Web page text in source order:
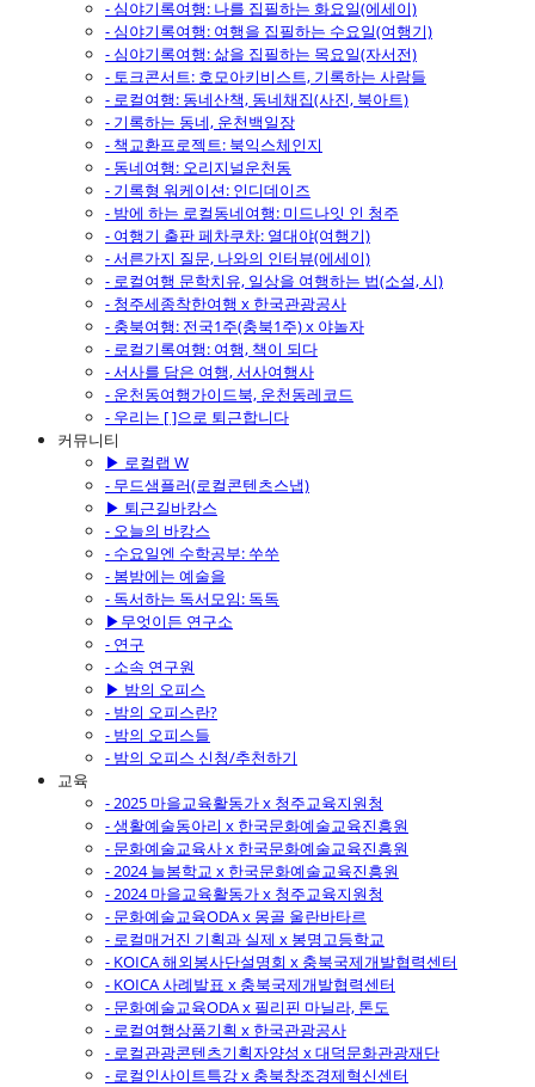
- 심야기록여행: 나를 집필하는 화요일(에세이)
- 심야기록여행: 여행을 집필하는 수요일(여행기)
- 심야기록여행: 삶을 집필하는 목요일(자서전)
- 토크콘서트: 호모아키비스트, 기록하는 사람들
- 로컬여행: 동네산책, 동네채집(사진, 북아트)
- 기록하는 동네, 운천백일장
- 책교환프로젝트: 북익스체인지
- 동네여행: 오리지널운천동
- 기록형 워케이션: 인디데이즈
- 밤에 하는 로컬동네여행: 미드나잇 인 청주
- 여행기 출판 페차쿠차: 열대야(여행기)
- 서른가지 질문, 나와의 인터뷰(에세이)
- 로컬여행 문학치유, 일상을 여행하는 법(소설, 시)
- 청주세종착한여행 x 한국관광공사
- 충북여행: 전국1주(충북1주) x 야놀자
- 로컬기록여행: 여행, 책이 되다
- 서사를 담은 여행, 서사여행사
- 운천동여행가이드북, 운천동레코드
- 우리는 [ ]으로 퇴근합니다
커뮤니티
▶ 로컬랩 W
- 무드샘플러(로컬콘텐츠스냅)
▶ 퇴근길바캉스
- 오늘의 바캉스
- 수요일엔 수학공부: 쑤쑤
- 봄밤에는 예술을
- 독서하는 독서모임: 독독
▶무엇이든 연구소
- 연구
- 소속 연구원
▶ 밤의 오피스
- 밤의 오피스란?
- 밤의 오피스들
- 밤의 오피스 신청/추천하기
교육
- 2025 마을교육활동가 x 청주교육지원청
- 생활예술동아리 x 한국문화예술교육진흥원
- 문화예술교육사 x 한국문화예술교육진흥원
- 2024 늘봄학교 x 한국문화예술교육진흥원
- 2024 마을교육활동가 x 청주교육지원청
- 문화예술교육ODA x 몽골 울란바타르
- 로컬매거진 기획과 실제 x 봉명고등학교
- KOICA 해외봉사단설명회 x 충북국제개발협력센터
- KOICA 사례발표 x 충북국제개발협력센터
- 문화예술교육ODA x 필리핀 마닐라, 톤도
- 로컬여행상품기획 x 한국관광공사
- 로컬관광콘텐츠기획자양성 x 대덕문화관광재단
- 로컬인사이트특강 x 충북창조경제혁신센터